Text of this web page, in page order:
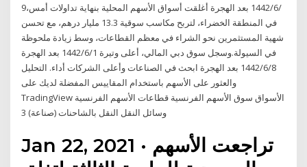
9‏‏/6‏‏/1442 بعد الهجرة أغلقت أسواق الأسهم المحلية بنهاية تداولات أمس،
في المنطقة الخضراء، لتربح مكاسب سوقية 13.3 مليار درهم، مع تحسن
شهية المستثمرين نحو الشراء في معظم القطاعات، وسط زيادة ملحوظة
في السيولة.وسجل سوق دبي المالي، أعلى وتيرة 1‏‏/6‏‏/1442 بعد الهجرة
8‏‏/6‏‏/1442 بعد الهجرة ابحث في الصناعات وأعلى الشركات أداء. التحليل
والعثور على الأسهم باستخدام المقاييس المفضلة لديك على
TradingView الأسواق سوق الأسهم الفرنسية قطاعات الأسهم الفرنسية
وسائل النقل النقل بالشاحنات (صناعة) 3
Jan 22, 2021 · تراجعت الأسهم